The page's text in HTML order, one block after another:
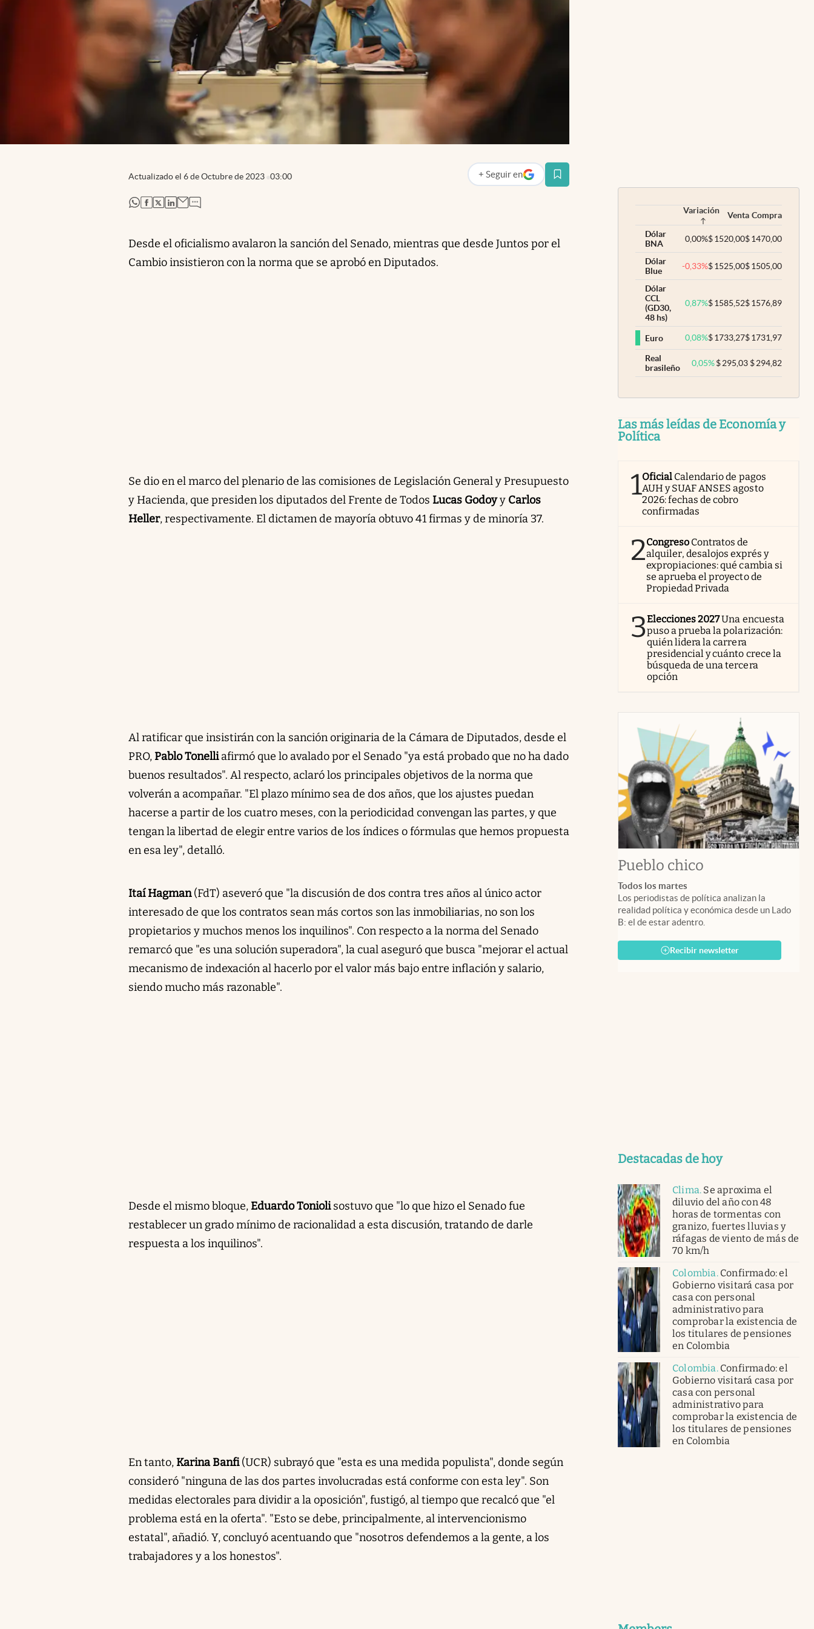
Actualizado el 6 de Octubre de 2023 03:00 + Seguir en
abre en nueva pestaña
abre en nueva pestaña
abre en nueva pestaña
abre en nueva pestaña
abre en nueva pestaña
Desde el oficialismo avalaron la sanción del Senado, mientras que desde Juntos por el
Cambio insistieron con la norma que se aprobó en Diputados.
Se dio en el marco del plenario de las comisiones de Legislación General y Presupuesto
y Hacienda, que presiden los diputados del Frente de Todos Lucas Godoyy Carlos
Heller, respectivamente. El dictamen de mayoría obtuvo 41 firmas y de minoría 37.
Al ratificar que insistirán con la sanción originaria de la Cámara de Diputados, desde el
PRO,Pablo Tonelliafirmó que lo avalado por el Senado "ya está probado que no ha dado
buenos resultados". Al respecto, aclaró los principales objetivos de la norma que
volverán a acompañar. "El plazo mínimo sea de dos años, que los ajustes puedan
hacerse a partir de los cuatro meses, con la periodicidad convengan las partes, y que
tengan la libertad de elegir entre varios de los índices o fórmulas que hemos propuesta
en esa ley", detalló.
Itaí Hagman(FdT) aseveró que "la discusión de dos contra tres años al único actor
interesado de que los contratos sean más cortos son las inmobiliarias, no son los
propietarios y muchos menos los inquilinos". Con respecto a la norma del Senado
remarcó que "es una solución superadora", la cual aseguró que busca "mejorar el actual
mecanismo de indexación al hacerlo por el valor más bajo entre inflación y salario,
siendo mucho más razonable".
Desde el mismo bloque,Eduardo Toniolisostuvo que "lo que hizo el Senado fue
restablecer un grado mínimo de racionalidad a esta discusión, tratando de darle
respuesta a los inquilinos".
En tanto,Karina Banfi(UCR) subrayó que "esta es una medida populista", donde según
consideró "ninguna de las dos partes involucradas está conforme con esta ley". Son
medidas electorales para dividir a la oposición", fustigó, al tiempo que recalcó que "el
problema está en la oferta". "Esto se debe, principalmente, al intervencionismo
estatal", añadió. Y, concluyó acentuando que "nosotros defendemos a la gente, a los
trabajadores y a los honestos".
Variación Venta Compra
Dólar
BNA
0,00%$1520,00$1470,00
Dólar
Blue
-0,33%$1525,00$1505,00
Dólar
CCL
(GD30,
48 hs)
0,87%$1585,52$1576,89
Euro 0,08%$1733,27$1731,97
Real
brasileño
0,05% $295,03 $294,82
Las más leídas de Economía y
Política
1Oficial Calendario de pagos
AUH y SUAF ANSES agosto
2026: fechas de cobro
confirmadas
2Congreso Contratos de
alquiler, desalojos exprés y
expropiaciones: qué cambia si
se aprueba el proyecto de
Propiedad Privada
3Elecciones 2027Una encuesta
puso a prueba la polarización:
quién lidera la carrera
presidencial y cuánto crece la
búsqueda de una tercera
opción
Pueblo chico
Todos los martes
Los periodistas de política analizan la
realidad política y económica desde un Lado
B: el de estar adentro.
Recibir newsletter
Destacadas de hoy
Clima. Se aproxima el
diluvio del año con 48
horas de tormentas con
granizo, fuertes lluvias y
ráfagas de viento de más de
70 km/h
Colombia. Confirmado: el
Gobierno visitará casa por
casa con personal
administrativo para
comprobar la existencia de
los titulares de pensiones
en Colombia
Colombia. Confirmado: el
Gobierno visitará casa por
casa con personal
administrativo para
comprobar la existencia de
los titulares de pensiones
en Colombia